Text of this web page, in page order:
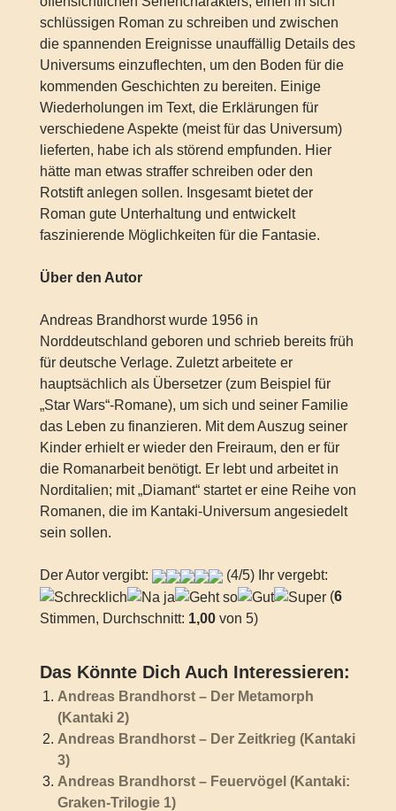
schlüssigen Roman zu schreiben und zwischen
die spannenden Ereignisse unauffällig Details des
Universums einzuflechten, um den Boden für die
kommenden Geschichten zu bereiten. Einige
Wiederholungen im Text, die Erklärungen für
verschiedene Aspekte (meist für das Universum)
lieferten, habe ich als störend empfunden. Hier
hätte man etwas straffer schreiben oder den
Rotstift anlegen sollen. Insgesamt bietet der
Roman gute Unterhaltung und entwickelt
faszinierende Möglichkeiten für die Fantasie.
Über den Autor
Andreas Brandhorst wurde 1956 in
Norddeutschland geboren und schrieb bereits früh
für deutsche Verlage. Zuletzt arbeitete er
hauptsächlich als Übersetzer (zum Beispiel für
„Star Wars“-Romane), um sich und seiner Familie
das Leben zu finanzieren. Mit dem Auszug seiner
Kinder erhielt er wieder den Freiraum, den er für
die Romanarbeit benötigt. Er lebt und arbeitet in
Norditalien; mit „Diamant“ startet er eine Reihe von
Romanen, die im Kantaki-Universum angesiedelt
sein sollen.
Der Autor vergibt:
(4/5) Ihr vergebt:
(6
Stimmen, Durchschnitt: 1,00von 5)
Das Könnte Dich Auch Interessieren:
Andreas Brandhorst – Der Metamorph
(Kantaki 2)
Andreas Brandhorst – Der Zeitkrieg (Kantaki
3)
Andreas Brandhorst – Feuervögel (Kantaki:
Graken-Trilogie 1)